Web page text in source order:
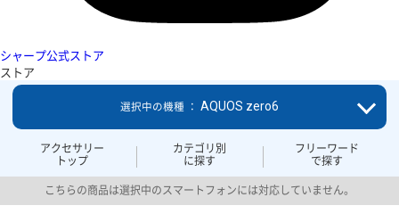
シャープ公式ストア
ストア
アクセサリー
トップ
カテゴリ別
に探す
フリーワード
で探す
選択中の機種 ： AQUOS zero6
こちらの商品は選択中のスマートフォンには対応していません。